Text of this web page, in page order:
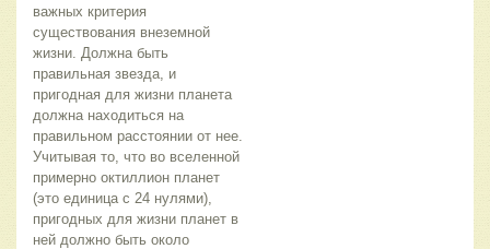
важных критерия
существования внеземной
жизни. Должна быть
правильная звезда, и
пригодная для жизни планета
должна находиться на
правильном расстоянии от нее.
Учитывая то, что во вселенной
примерно октиллион планет
(это единица с 24 нулями),
пригодных для жизни планет в
ней должно быть около